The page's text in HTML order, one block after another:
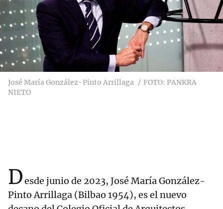
José María González-Pinto Arrillaga
FOTO: PANKRA
NIETO
Desde junio de 2023, José María González-
Pinto Arrillaga (Bilbao 1954), es el nuevo